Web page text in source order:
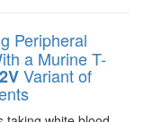
Peripheral
a Murine T-
Variant of